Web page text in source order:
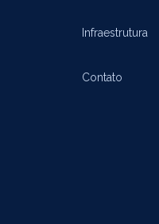
Infraestrutura
Contato